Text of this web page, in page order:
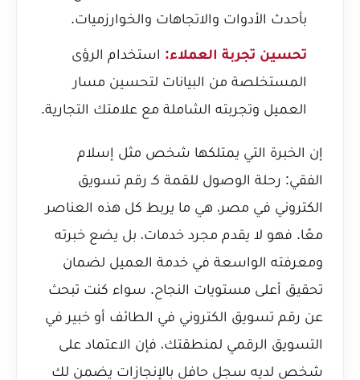
بأحدث الأدوات والاتجاهات والخوارزميات.
تحسين تجربة العملاء: استخدام الرؤى
المستخلصة من البيانات لتحسين مسار
العميل وتجربته الشاملة مع علامتك التجارية.
إن الخبرة التي يمتلكها شخص مثل إسلام
الفقي: رحلة الوصول للقمة كـ رقم تسويق
الكتروني في مصر، هي ما يربط كل هذه العناصر
معًا. فهو لا يقدم مجرد خدمات، بل يضع خبرته
ومعرفته الواسعة في خدمة العميل لضمان
تحقيق أعلى مستويات النجاح. سواء كنت تبحث
عن رقم تسويق الكتروني في الطائف أو خبير في
التسويق الرقمي لمنطقتك، فإن الاعتماد على
شخص لديه سجل حافل بالإنجازات يضمن لك